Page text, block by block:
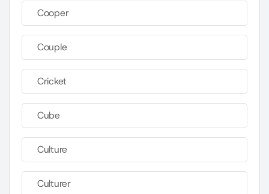
Cooper
Couple
Cricket
Cube
Culture
Culturer